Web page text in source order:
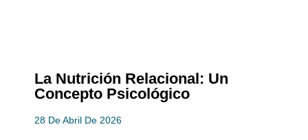
La Nutrición Relacional: Un
Concepto Psicológico
28 De Abril De 2026